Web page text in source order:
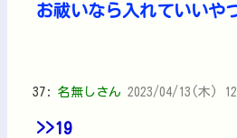
お祓いなら入れていいや
37: 名無しさん 2023/04/13(木)
>>19